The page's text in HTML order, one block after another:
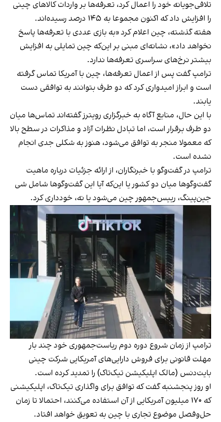
تلافی‌جویانه خود را اعمال کرد، تعرفه‌ها بر واردات کالاهای چینی
را افزایش داد که اکنون مجموعا به ۱۴۵ درصد رسیده‌اند.
هفته گذشته، چین اعلام کرد «به بازی عددی با تعرفه‌ها پاسخ
نخواهد داد»، نشانه‌ای مبنی بر این‌که چین تمایلی به افزایش
بیشتر نرخ‌های سراسری تعرفه‌ها ندارد.
ترامپ گفت پس از اعمال تعرفه‌ها، چین با آمریکا تماس گرفته
است و ابراز امیدواری کرد که دو طرف بتوانند به توافقی دست
یابند.
با این حال، منابع آگاه به خبرگزاری رویترز گفته‌اند تماس‌ها میان
دو طرف برقرار است، اما تبادل نظرات آزاد و مذاکرات در سطح بالا
که معمولا منجر به توافق می‌شود، هنوز به شکلی جدی انجام
نشده است.
ترامپ در گفت‌وگو با خبرنگاران، از ارائه جزئیات درباره ماهیت
گفت‌وگوها میان دو کشور یا این‌که آیا این گفت‌وگوها شامل شی
جین‌پینگ، رییس‌جمهور چین می‌شود یا نه، خودداری کرد.
ترامپ از زمان شروع دوره دوم ریاست‌جمهوری خود چند بار
مهلت قانونی برای فروش دارایی‌های آمریکایی شرکت چینی
بایت‌دنس (مالک اپلیکیشن تیک‌تاک) را تمدید کرده است.
او روز پنجشنبه گفت که توافق برای واگذاری تیک‌تاک، اپلیکیشنی
که ۱۷۰ میلیون آمریکایی از آن استفاده می‌کنند، احتمالا تا زمان
حل‌وفصل موضوع تجاری با چین به تعویق خواهد افتاد.